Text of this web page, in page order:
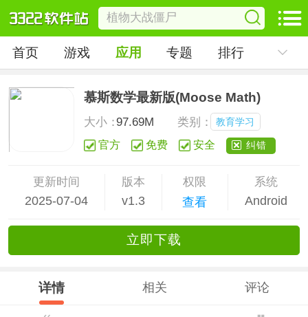
首页 游戏 应用 专题 排行
慕斯数学最新版(Moose Math)
大小：97.69M 类别： 教育学习
官方 免费 安全 纠错
更新时间
2025-07-04
版本
v1.3
权限
查看
系统
Android
立即下载
详情 相关 评论